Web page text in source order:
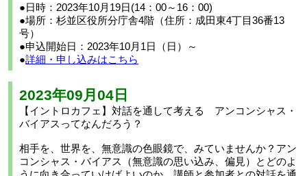
●日時：2023年10月19日(14：00～16：00)
●場所：杉並区役所分庁舎4階（住所：成田東4丁目36番13
号）
●申込開始日：2023年10月1日（日）～
●詳細・申し込みはこちら
2023年09月04日
【イントロカフェ】対話を通して考える アンコンシャス・
バイアスってなんだろう？
相手を、世界を、無意識の色眼鏡で、みていませんか？アン
コンシャス・バイアス（無意識の思い込み、偏見）とどのよ